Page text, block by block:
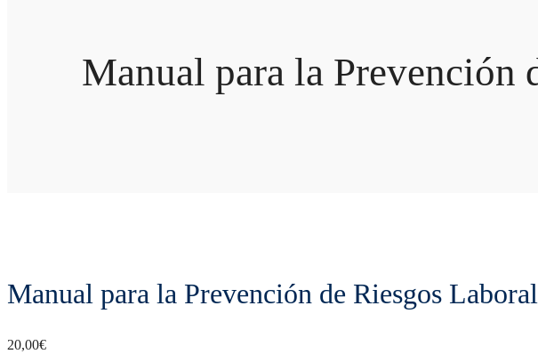
Manual para la Prevención
Manual para la Prevención de Riesgos
20,00€